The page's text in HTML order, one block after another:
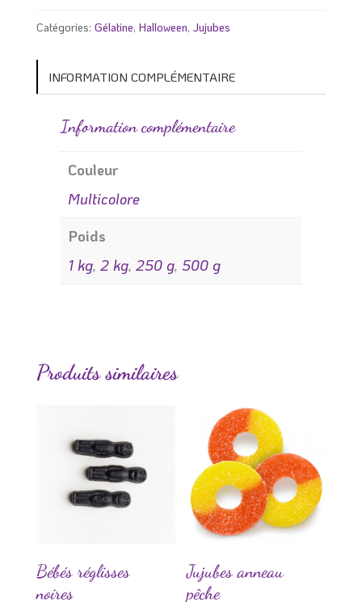
Catégories: Gélatine, Halloween, Jujubes
INFORMATION COMPLÉMENTAIRE
Information complémentaire
Couleur
Multicolore
Poids
1 kg, 2 kg, 250 g, 500 g
Produits similaires
Bébés réglisses
noires
Jujubes anneau
pêche